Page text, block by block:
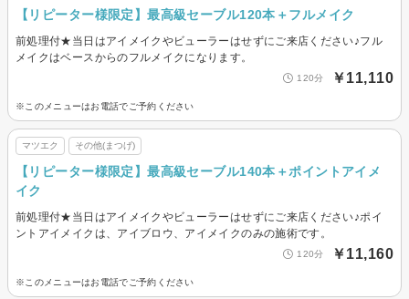
【リピーター様限定】最高級セーブル120本＋フルメイク
前処理付★当日はアイメイクやビューラーはせずにご来店ください♪フル
メイクはベースからのフルメイクになります。
120分 ￥11,110
※このメニューはお電話でご予約ください
マツエク その他(まつげ)
【リピーター様限定】最高級セーブル140本＋ポイントアイメ
イク
前処理付★当日はアイメイクやビューラーはせずにご来店ください♪ポイ
ントアイメイクは、アイブロウ、アイメイクのみの施術です。
120分 ￥11,160
※このメニューはお電話でご予約ください